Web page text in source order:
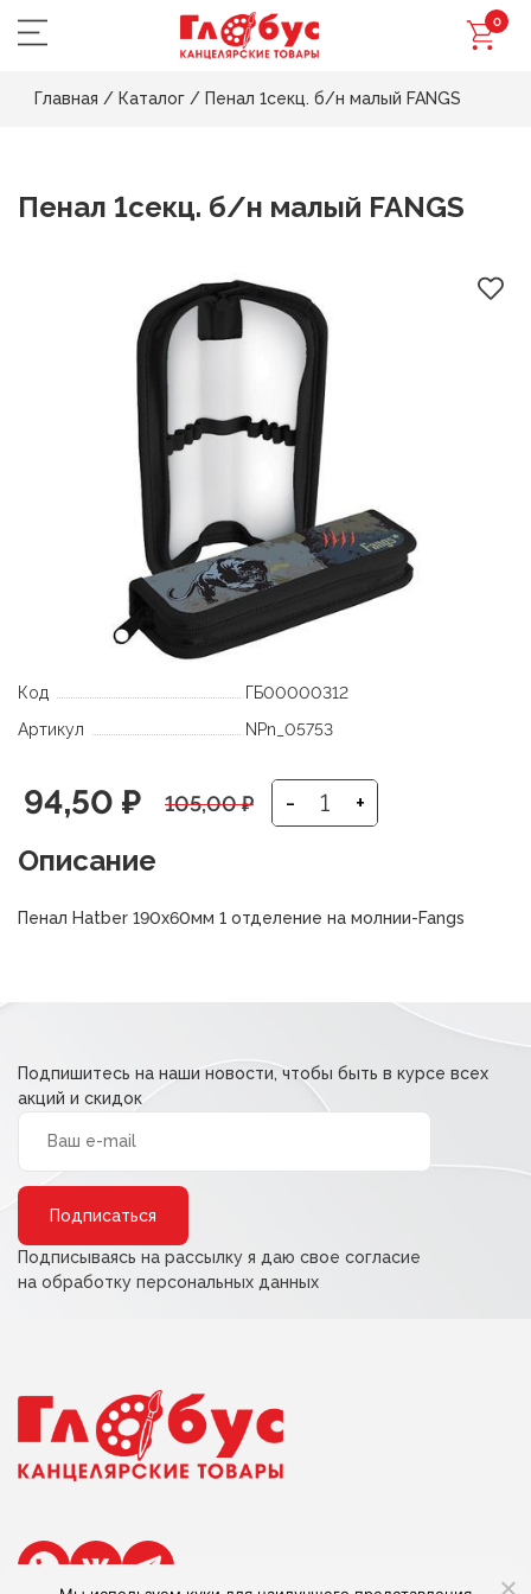
0
Главная / Каталог / Пенал 1секц. б/н малый FANGS
Пенал 1секц. б/н малый FANGS
Код
ГБ00000312
Артикул
NPn_05753
105,00₽
Первоначальная
цена
составляла
94,50 ₽
Текущая
цена:
94,50 ₽.
- +
Описание
Пенал Hatber 190х60мм 1 отделение на молнии-Fangs
Подпишитесь на наши новости, чтобы быть в курсе всех
акций и скидок
Подписываясь на рассылку я даю свое согласие
на обработку персональных данных